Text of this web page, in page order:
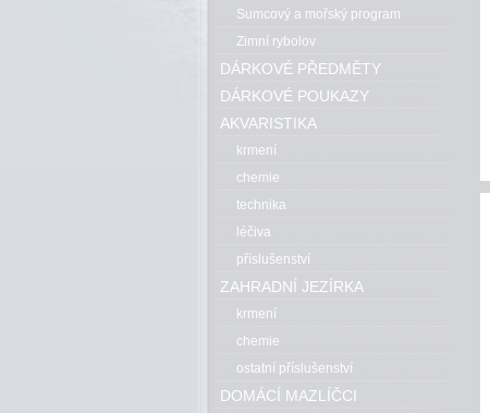
Sumcový a mořský program
Zimní rybolov
DÁRKOVÉ PŘEDMĚTY
DÁRKOVÉ POUKAZY
AKVARISTIKA
krmení
chemie
technika
léčiva
příslušenství
ZAHRADNÍ JEZÍRKA
krmení
chemie
ostatní příslušenství
DOMÁCÍ MAZLÍČCI